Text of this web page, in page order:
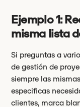
Ejemplo 1:
misma lista
Si preguntas a
de gestión de
siempre las
especificas
clientes, marca